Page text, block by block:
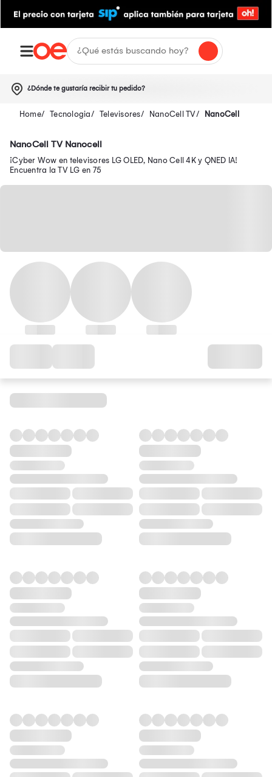
¿Dónde te gustaría recibir tu pedido?
Tecnologia Televisores NanoCell TV NanoCell
NanoCell TV Nanocell
¡Cyber Wow en televisores LG OLED, Nano Cell 4K y QNED IA!
Encuentra la TV LG en 75